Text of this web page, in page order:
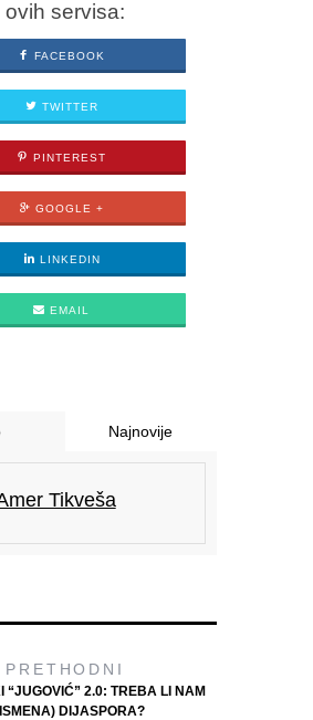
ovih servisa:
FACEBOOK
TWITTER
PINTEREST
GOOGLE +
LINKEDIN
EMAIL
Najnovije
Tikveša
PRETHODNI
“JUGOVIĆ” 2.0: TREBA LI NAM
DIJASPORA?